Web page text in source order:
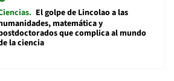
El golpe de Lincolao a las
matemática y
que complica al mundo
la ciencia